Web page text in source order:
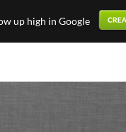
up high in Google